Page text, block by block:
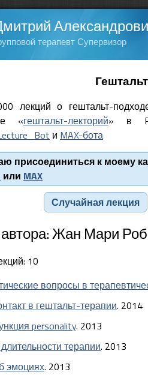
терапевт Супервизор
лекций о гештальт-
«гештальт-лекторий» в
и MAX-бота
присоединиться к моему
или MAX
Случайная лекция
Жан Мари
10
вопросы в
в гештальт-терапии. 2014
personality. 2013
терапии. 2013
эмоциях. 2013